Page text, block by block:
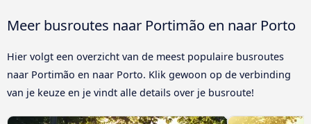
Meer busroutes naar Portimão en naar Porto
Hier volgt een overzicht van de meest populaire busroutes
naar Portimão en naar Porto. Klik gewoon op de verbinding
van je keuze en je vindt alle details over je busroute!